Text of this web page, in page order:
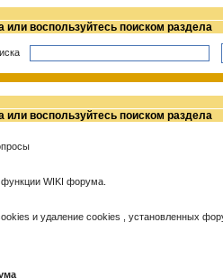
или воспользуйтесь поиском раздела
или воспользуйтесь поиском раздела
WIKI форума.
и удаление cookies , установленных